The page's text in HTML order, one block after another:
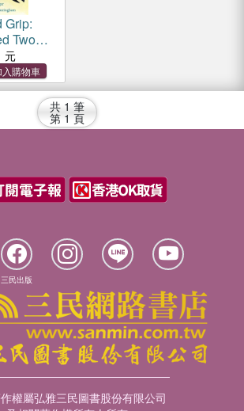
Grip:
Two
Allan
共 1 筆
第 1 頁
三民出版
權屬弘雅三民圖書股份有限公司